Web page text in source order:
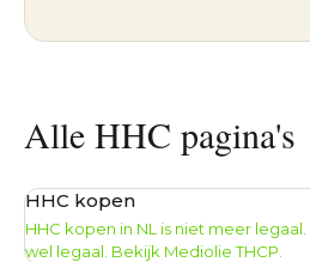
Alle HHC pagina's
HHC kopen
HHC kopen in NL is niet meer
wel legaal. Bekijk Mediolie THCP.